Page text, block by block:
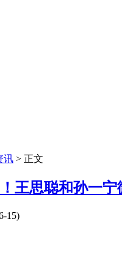
讯 > 正文
王思聪和孙一宁
15)